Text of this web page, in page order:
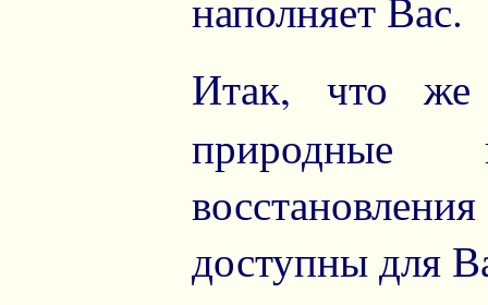
Итак, что
природные
доступны для